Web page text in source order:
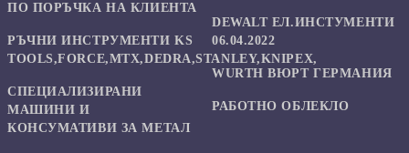
ПО ПОРЪЧКА НА КЛИЕНТА
РЪЧНИ ИНСТРУМЕНТИ KS
TOOLS,FORCE,MTX,DEDRA,STANLEY,KNIPEX,
СПЕЦИАЛИЗИРАНИ
МАШИНИ И
КОНСУМАТИВИ ЗА МЕТАЛ
DEWALT ЕЛ.ИНСТУМЕНТИ
06.04.2022
WURTH ВЮРТ ГЕРМАНИЯ
РАБОТНО ОБЛЕКЛО